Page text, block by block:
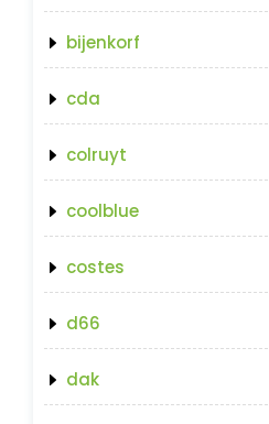
bijenkorf
cda
colruyt
coolblue
costes
d66
dak